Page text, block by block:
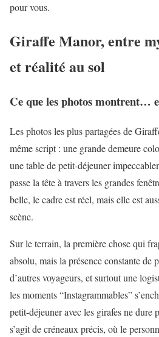
pour vous.
Giraffe Manor, entre
et réalité au sol
Ce que les photos montrent…
Les photos les plus partagées de
même script : une grande demeure
une table de petit-déjeuner
passe la tête à travers les grandes
belle, le cadre est réel, mais elle est
scène.
Sur le terrain, la première chose qui
absolu, mais la présence constante de
d’autres voyageurs, et surtout une
les moments “Instagrammables”
petit-déjeuner avec les girafes ne dure
s’agit de créneaux précis, où le